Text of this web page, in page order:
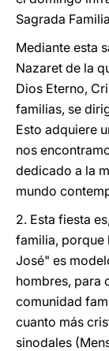
Sagrada
Mediante esta
Nazaret de la
Dios Eterno,
familias, se
Esto adquiere
nos
dedicado a la
mundo
2. Esta fiesta
familia, porque
José" es
hombres, para
comunidad
cuanto más
sinodales